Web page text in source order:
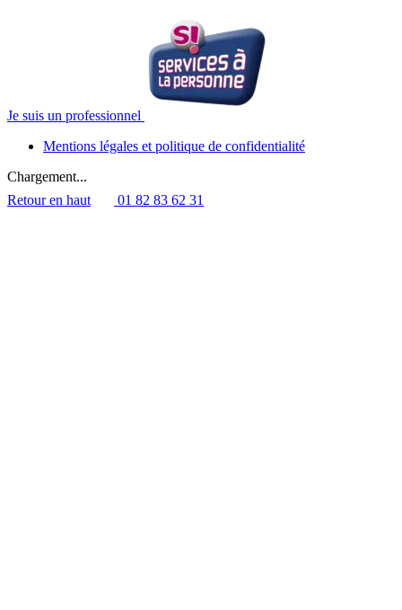
Je suis un professionnel
Mentions légales et politique de confidentialité
Chargement...
Retour en haut
01 82 83 62 31